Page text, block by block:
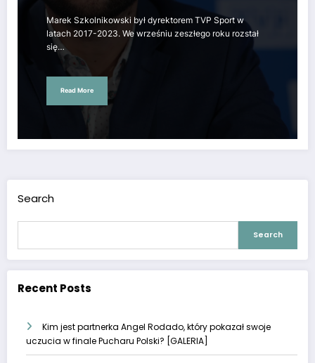
Marek Szkolnikowski był dyrektorem TVP Sport w
latach 2017-2023. We wrześniu zeszłego roku rozstał
się…
Read More
Search
Search
Recent Posts
Kim jest partnerka Angel Rodado, który pokazał swoje
uczucia w finale Pucharu Polski? [GALERIA]